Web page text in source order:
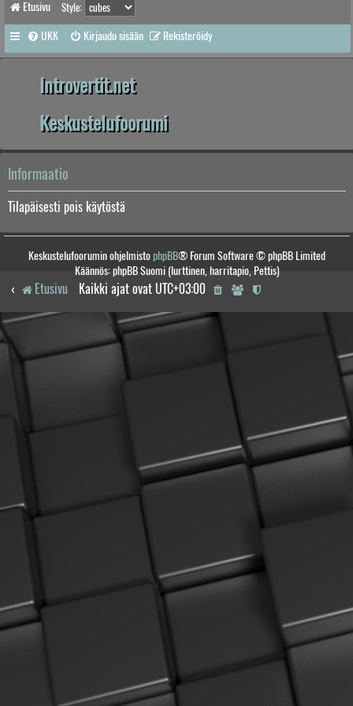
Etusivu Style:
UKK Kirjaudu sisään Rekisteröidy
Introvertit.net
Keskustelufoorumi
Informaatio
Tilapäisesti pois käytöstä
Keskustelufoorumin ohjelmistophpBB® Forum Software © phpBB Limited
Käännös: phpBB Suomi (lurttinen, harritapio, Pettis)
Etusivu Kaikki ajat ovat UTC+03:00